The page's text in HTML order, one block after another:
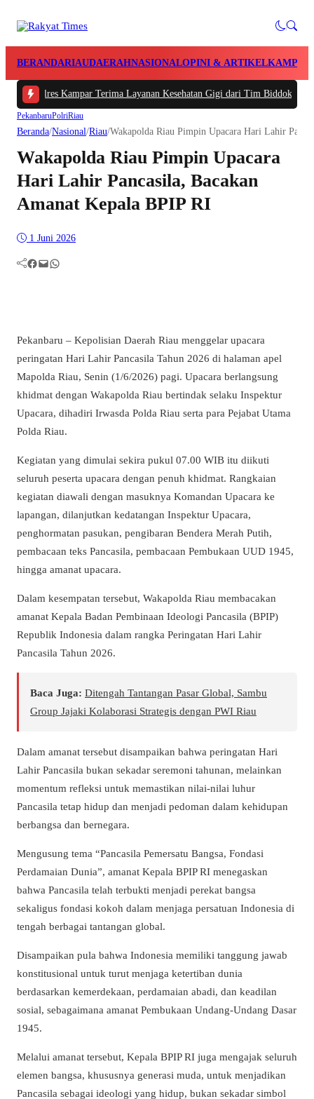
BERANDARIAUDAERAHNASIONALOPINI & ARTIKELKAMPAR
Kampar Terima Layanan Kesehatan Gigi dari Tim Biddokkes Polda
PekanbaruPolriRiau
Beranda/Nasional/Riau/Wakapolda Riau Pimpin Upacara Hari Lahir
Wakapolda Riau Pimpin Upacara
Hari Lahir Pancasila, Bacakan
Amanat Kepala BPIP RI
1 Juni 2026
Facebook Mail WhatsApp
Pekanbaru – Kepolisian Daerah Riau menggelar upacara
peringatan Hari Lahir Pancasila Tahun 2026 di halaman apel
Mapolda Riau, Senin (1/6/2026) pagi. Upacara berlangsung
khidmat dengan Wakapolda Riau bertindak selaku Inspektur
Upacara, dihadiri Irwasda Polda Riau serta para Pejabat Utama
Polda Riau.
Kegiatan yang dimulai sekira pukul 07.00 WIB itu diikuti
seluruh peserta upacara dengan penuh khidmat. Rangkaian
kegiatan diawali dengan masuknya Komandan Upacara ke
lapangan, dilanjutkan kedatangan Inspektur Upacara,
penghormatan pasukan, pengibaran Bendera Merah Putih,
pembacaan teks Pancasila, pembacaan Pembukaan UUD 1945,
hingga amanat upacara.
Dalam kesempatan tersebut, Wakapolda Riau membacakan
amanat Kepala Badan Pembinaan Ideologi Pancasila (BPIP)
Republik Indonesia dalam rangka Peringatan Hari Lahir
Pancasila Tahun 2026.
Baca Juga: Ditengah Tantangan Pasar Global, Sambu
Group Jajaki Kolaborasi Strategis dengan PWI Riau
Dalam amanat tersebut disampaikan bahwa peringatan Hari
Lahir Pancasila bukan sekadar seremoni tahunan, melainkan
momentum refleksi untuk memastikan nilai-nilai luhur
Pancasila tetap hidup dan menjadi pedoman dalam kehidupan
berbangsa dan bernegara.
Mengusung tema “Pancasila Pemersatu Bangsa, Fondasi
Perdamaian Dunia”, amanat Kepala BPIP RI menegaskan
bahwa Pancasila telah terbukti menjadi perekat bangsa
sekaligus fondasi kokoh dalam menjaga persatuan Indonesia di
tengah berbagai tantangan global.
Disampaikan pula bahwa Indonesia memiliki tanggung jawab
konstitusional untuk turut menjaga ketertiban dunia
berdasarkan kemerdekaan, perdamaian abadi, dan keadilan
sosial, sebagaimana amanat Pembukaan Undang-Undang Dasar
1945.
Melalui amanat tersebut, Kepala BPIP RI juga mengajak seluruh
elemen bangsa, khususnya generasi muda, untuk menjadikan
Pancasila sebagai ideologi yang hidup, bukan sekadar simbol